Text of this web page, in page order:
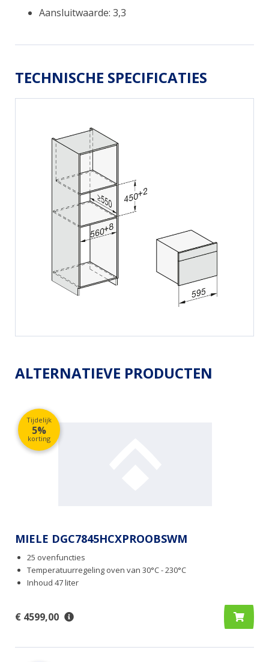
Aansluitwaarde: 3,3
TECHNISCHE SPECIFICATIES
ALTERNATIEVE PRODUCTEN
Tijdelijk
5%
korting
MIELE DGC7845HCXPROOBSWM
25 ovenfuncties
Temperatuurregeling oven van 30°C - 230°C
Inhoud 47 liter
€ 4599,00